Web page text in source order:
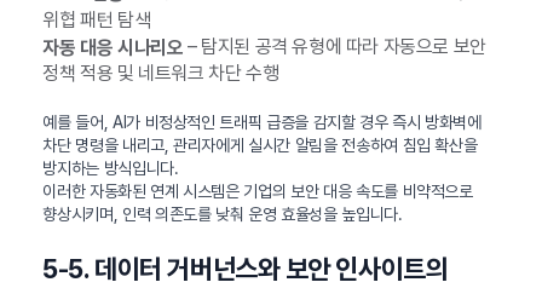
위협 패턴 탐색
자동 대응 시나리오 – 탐지된 공격 유형에 따라 자동으로 보안
정책 적용 및 네트워크 차단 수행
예를 들어, AI가 비정상적인 트래픽 급증을 감지할 경우 즉시 방화벽에
차단 명령을 내리고, 관리자에게 실시간 알림을 전송하여 침입 확산을
방지하는 방식입니다.
이러한 자동화된 연계 시스템은 기업의 보안 대응 속도를 비약적으로
향상시키며, 인력 의존도를 낮춰 운영 효율성을 높입니다.
5-5. 데이터 거버넌스와 보안 인사이트의